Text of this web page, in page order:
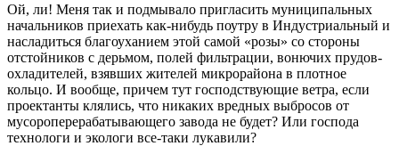
Ой, ли! Меня так и подмывало пригласить муниципальных
начальников приехать как-нибудь поутру в Индустриальный и
насладиться благоуханием этой самой «розы» со стороны
отстойников с дерьмом, полей фильтрации, вонючих прудов-
охладителей, взявших жителей микрорайона в плотное
кольцо. И вообще, причем тут господствующие ветра, если
проектанты клялись, что никаких вредных выбросов от
мусороперерабатывающего завода не будет? Или господа
технологи и экологи все-таки лукавили?